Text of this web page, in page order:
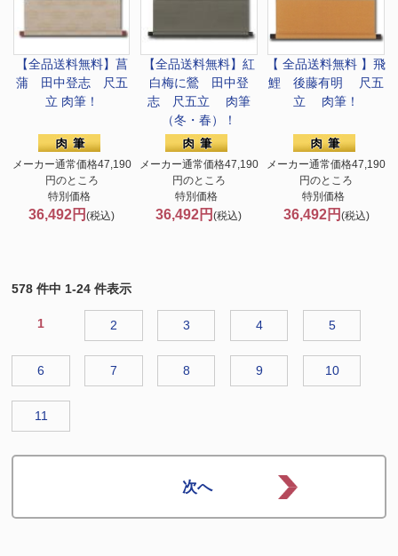
【全品送料無料】 菖
蒲 田中登志 尺五
立 肉筆！
メーカー通常価格47,190
円のところ
特別価格
36,492円(税込)
【全品送料無料】 紅
白梅に鶯 田中登
志 尺五立 肉筆
（冬・春）！
メーカー通常価格47,190
円のところ
特別価格
36,492円(税込)
【 全品送料無料 】飛
鯉 後藤有明 尺五
立 肉筆！
メーカー通常価格47,190
円のところ
特別価格
36,492円 (税込)
578 件中 1-24 件表示
1 2 3 4 5
6 7 8 9 10
11